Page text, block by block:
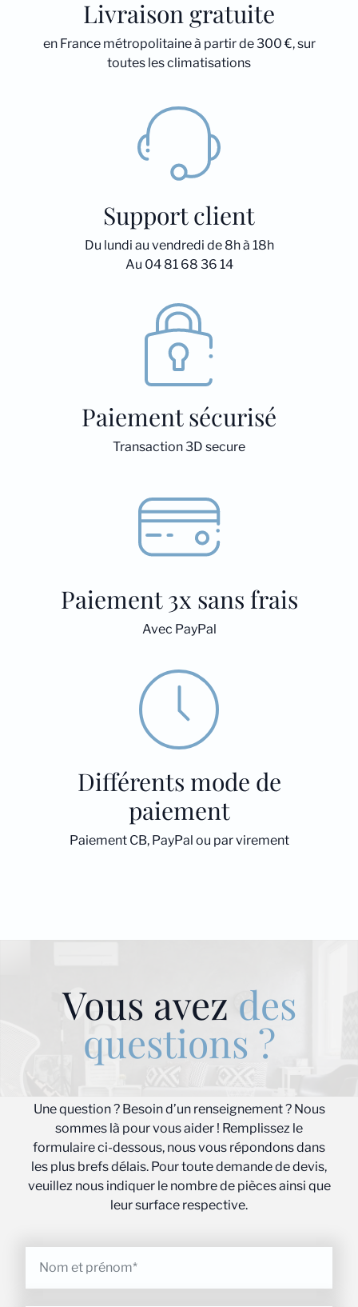
Livraison gratuite
en France métropolitaine à partir de 300 €, sur
toutes les climatisations
Support client
Du lundi au vendredi de 8h à 18h
Au 04 81 68 36 14
Paiement sécurisé
Transaction 3D secure
Paiement 3x sans frais
Avec PayPal
Différents mode de
paiement
Paiement CB, PayPal ou par virement
Vous avez des
questions ?
Une question ? Besoin d’un renseignement ? Nous
sommes là pour vous aider ! Remplissez le
formulaire ci-dessous, nous vous répondons dans
les plus brefs délais. Pour toute demande de devis,
veuillez nous indiquer le nombre de pièces ainsi que
leur surface respective.